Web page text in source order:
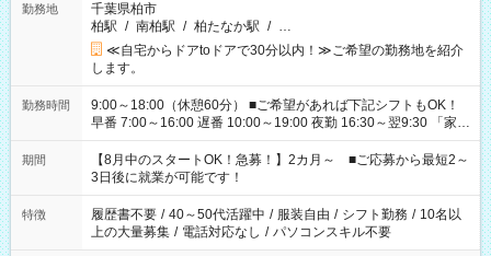
勤務地
千葉県柏市
柏駅 / 南柏駅 / 柏たなか駅 / …
≪自宅からドアtoドアで30分以内！≫ご希望の勤務地を紹介
します。
勤務時間
9:00～18:00（休憩60分） ■ご希望があれば下記シフトもOK！
早番 7:00～16:00 遅番 10:00～19:00 夜勤 16:30～翌9:30 「家族
と休みを合わせたい」 「余裕を持って夕飯の準備がしたい」
「できれば残業はしたくない」 など、ご希望を教えてください
ね。 ※Wワーク希望の方へ 今ご覧のお仕事で希望する勤務時間
と、もう1つのお仕事の勤務時間。 合計で週40時間を超える場
合は応募できません。
期間
【8月中のスタートOK！急募！】2カ月～ ■ご応募から最短2～
3日後に就業が可能です！
特徴 履歴書不要 / 40～50代活躍中 / 服装自由 / シフト勤務 / 10名以
上の大量募集 / 電話対応なし / パソコンスキル不要